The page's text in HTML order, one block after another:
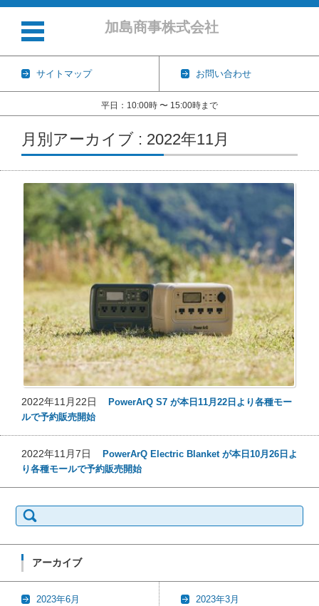
加島商事株式会社
サイトマップ お問い合わせ
平日：10:00時 〜 15:00時まで
コンテンツに移動
月別アーカイブ : 2022年11月
2022年11月22日
PowerArQ S7 が本日11月22日より各種モー
ルで予約販売開始
2022年11月7日
PowerArQ Electric Blanket が本日10月26日よ
り各種モールで予約販売開始
索:
アーカイブ
2023年6月 2023年3月